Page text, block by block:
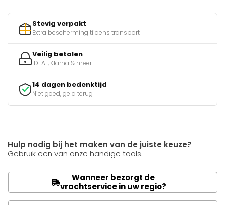
Stevig verpakt
Extra bescherming tijdens transport
Veilig betalen
iDEAL, Klarna & meer
14 dagen bedenktijd
Niet goed, geld terug
Hulp nodig bij het maken van de juiste keuze?
Gebruik een van onze handige tools.
Wanneer bezorgt de
vrachtservice in uw regio?